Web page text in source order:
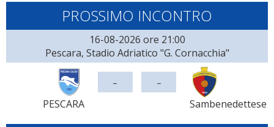
PROSSIMO INCONTRO
16-08-2026 ore 21:00
Pescara, Stadio Adriatico "G. Cornacchia"
PESCARA
- -
Sambenedettese